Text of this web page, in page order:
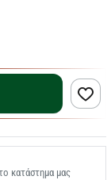
κατάστημα μας